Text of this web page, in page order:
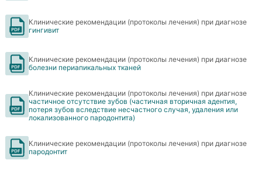
Клинические рекомендации (протоколы лечения) при диагнозе
гингивит
Клинические рекомендации (протоколы лечения) при диагнозе
болезни периапикальных тканей
Клинические рекомендации (протоколы лечения) при диагнозе
частичное отсутствие зубов (частичная вторичная адентия,
потеря зубов вследствие несчастного случая, удаления или
локализованного пародонтита)
Клинические рекомендации (протоколы лечения) при диагнозе
пародонтит